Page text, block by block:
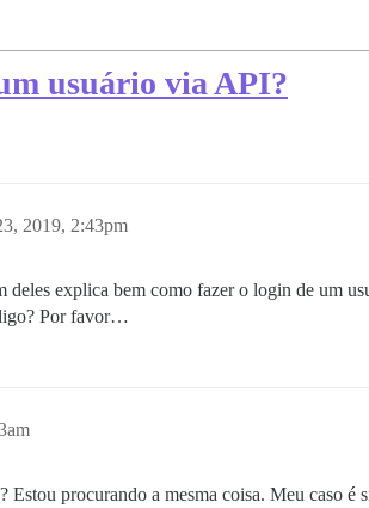
usuário via API?
2019, 2:43pm
deles explica bem como fazer o login de
Por favor…
procurando a mesma coisa. Meu caso